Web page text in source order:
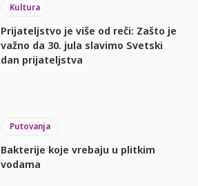
Kultura
Prijateljstvo je više od reči: Zašto je
važno da 30. jula slavimo Svetski
dan prijateljstva
Putovanja
Bakterije koje vrebaju u plitkim
vodama